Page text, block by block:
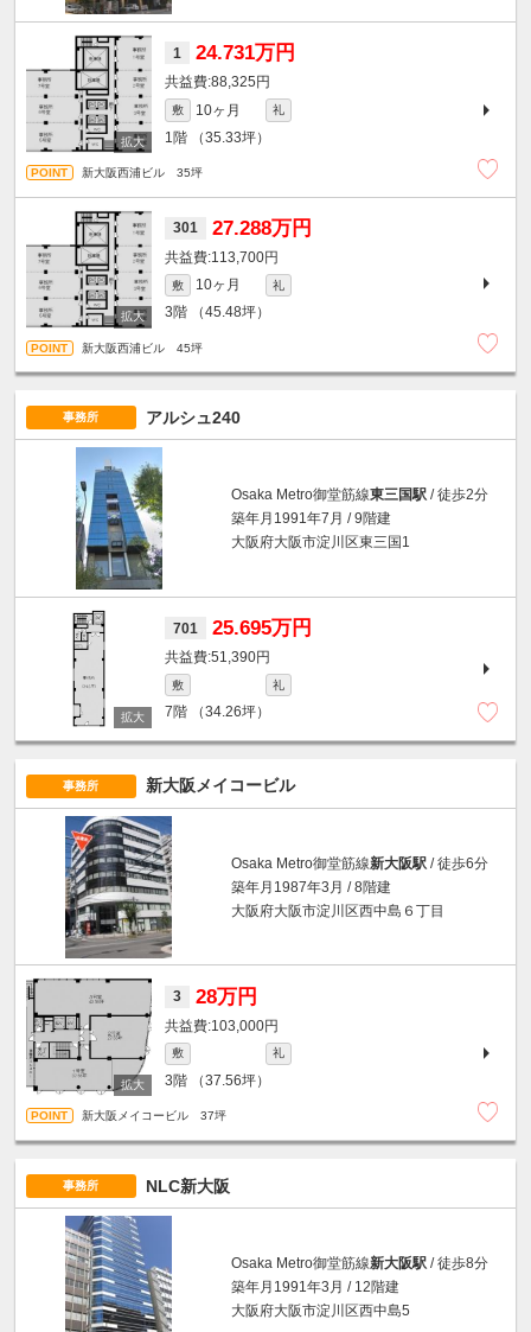
1 24.731万円
88,325円
敷 10ヶ月 礼
1階 （35.33坪）
新大阪西浦ビル 35坪
301 27.288万円
113,700円
敷 10ヶ月 礼
3階 （45.48坪）
新大阪西浦ビル 45坪
事務所 アルシュ240
Osaka Metro御堂筋線東三国駅 / 徒歩2分
築年月1991年7月 / 9階建
大阪府大阪市淀川区東三国1
701 25.695万円
51,390円
敷 礼
7階 （34.26坪）
事務所 新大阪メイコービル
Osaka Metro御堂筋線新大阪駅 / 徒歩6分
築年月1987年3月 / 8階建
大阪府大阪市淀川区西中島６丁目
3 28万円
103,000円
敷 礼
3階 （37.56坪）
新大阪メイコービル 37坪
事務所 NLC新大阪
Osaka Metro御堂筋線新大阪駅 / 徒歩8分
築年月1991年3月 / 12階建
大阪府大阪市淀川区西中島5